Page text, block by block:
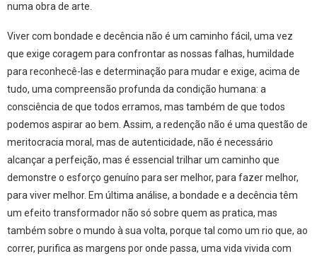
numa obra de arte.
Viver com bondade e decência não é um caminho fácil, uma vez
que exige coragem para confrontar as nossas falhas, humildade
para reconhecê-las e determinação para mudar e exige, acima de
tudo, uma compreensão profunda da condição humana: a
consciência de que todos erramos, mas também de que todos
podemos aspirar ao bem. Assim, a redenção não é uma questão de
meritocracia moral, mas de autenticidade, não é necessário
alcançar a perfeição, mas é essencial trilhar um caminho que
demonstre o esforço genuíno para ser melhor, para fazer melhor,
para viver melhor. Em última análise, a bondade e a decência têm
um efeito transformador não só sobre quem as pratica, mas
também sobre o mundo à sua volta, porque tal como um rio que, ao
correr, purifica as margens por onde passa, uma vida vivida com